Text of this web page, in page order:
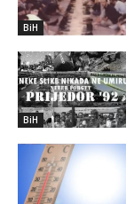
BiH
BiH